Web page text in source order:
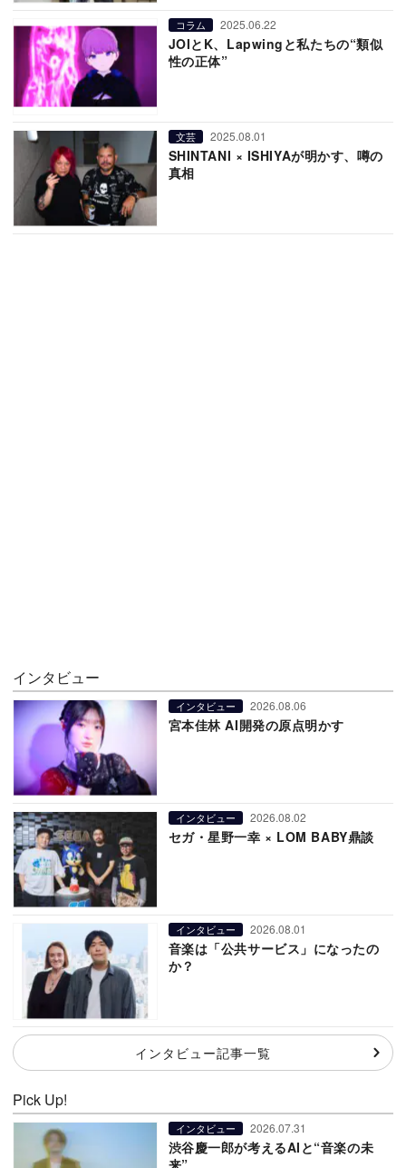
コラム 2025.06.22
JOIとK、Lapwingと私たちの“類似
性の正体”
文芸 2025.08.01
SHINTANI × ISHIYAが明かす、噂の
真相
インタビュー
インタビュー 2026.08.06
宮本佳林 AI開発の原点明かす
インタビュー 2026.08.02
セガ・星野一幸 × LOM BABY鼎談
インタビュー 2026.08.01
音楽は「公共サービス」になったの
か？
インタビュー記事一覧
Pick Up!
インタビュー 2026.07.31
渋谷慶一郎が考えるAIと“音楽の未
来”